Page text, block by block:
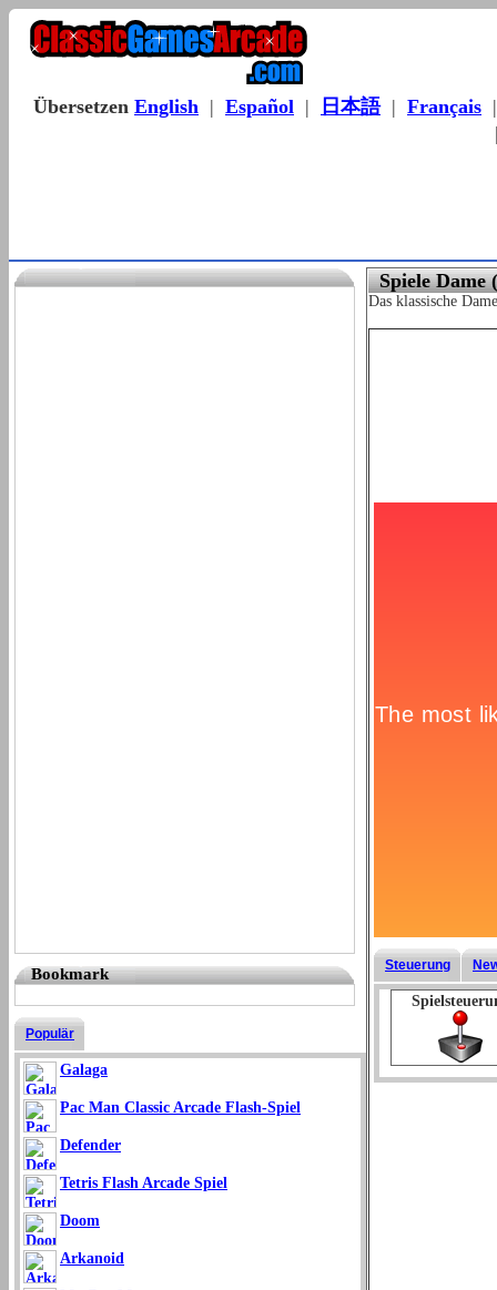
Übersetzen English | Español | 日本語| Français
Bookmark
Populär
Galaga
Pac Man Classic Arcade Flash-Spiel
Defender
Tetris Flash Arcade Spiel
Doom
Arkanoid
Spiele Dame
Das klassische
Steuerung